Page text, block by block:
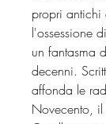
propri
l'ossessione
un fantasma
decenni.
affonda le
Novecento,